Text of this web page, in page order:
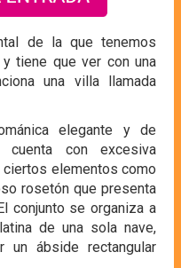
de la que tenemos
tiene que ver con una
una villa llamada
elegante y de
cuenta con excesiva
ciertos elementos como
rosetón que presenta
conjunto se organiza a
de una sola nave,
un ábside rectangular